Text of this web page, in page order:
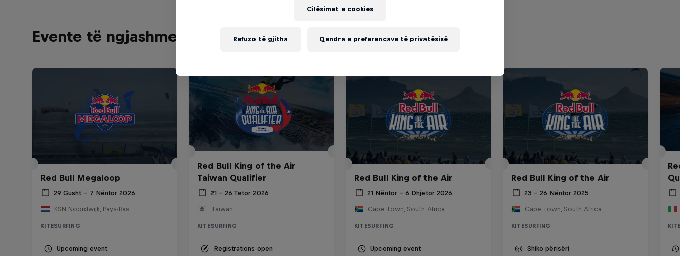
Evente të ngjashme
Red Bull Megaloop
29 Gusht – 7 Nëntor 2026
KSN Noordwijk, Pays-Bas
KITESURFING
Upcoming event
Red Bull King of the Air
Taiwan Qualifier
21 – 26 Tetor 2026
Taiwan
KITESURFING
Registrations open
Red Bull King of the Air
21 Nëntor – 6 Dhjetor 2026
Cape Town, South Africa
KITESURFING
Upcoming event
Red Bull King of the Air
23 – 26 Nëntor 2025
Cape Town, South Africa
KITESURFING
Shiko përisëri
Cilësimet e cookies
Refuzo të gjitha Qendra e preferencave të privatësisë